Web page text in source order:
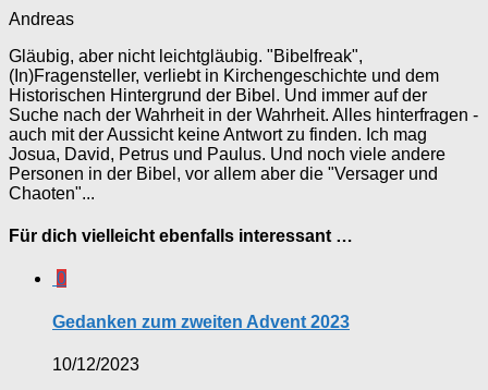
Andreas
Gläubig, aber nicht leichtgläubig. "Bibelfreak",
(In)Fragensteller, verliebt in Kirchengeschichte und dem
Historischen Hintergrund der Bibel. Und immer auf der
Suche nach der Wahrheit in der Wahrheit. Alles hinterfragen -
auch mit der Aussicht keine Antwort zu finden. Ich mag
Josua, David, Petrus und Paulus. Und noch viele andere
Personen in der Bibel, vor allem aber die "Versager und
Chaoten"...
Für dich vielleicht ebenfalls interessant …
0
Gedanken zum zweiten Advent 2023
10/12/2023